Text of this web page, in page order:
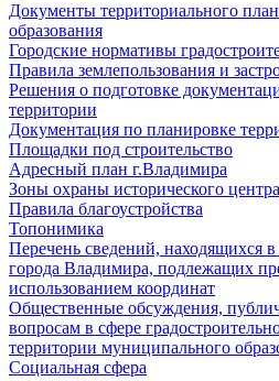
Документы территориального
образования
Городские нормативы
Правила землепользования и
Решения о подготовке
территории
Документация по планировке
Площадки под строительство
Адресный план г.Владимира
Зоны охраны исторического центра
Правила благоустройства
Топонимика
Перечень сведений, находящихся
города Владимира, подлежащих
использованием координат
Общественные обсуждения,
вопросам в сфере
территории муниципального
Социальная сфера